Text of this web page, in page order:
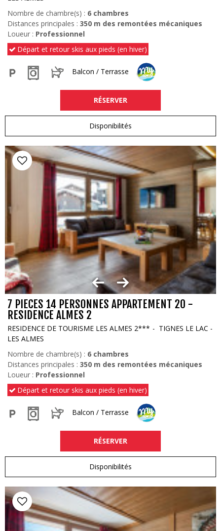
Nombre de chambre(s) : 6 chambres
Distances principales : 350 m des remontées mécaniques
Loueur : Professionnel
Départ et retour skis aux pieds (en hiver)
Balcon / Terrasse
RÉSERVER
Disponibilités
7 PIECES 14 PERSONNES APPARTEMENT 20 -
RESIDENCE ALMES 2
RESIDENCE DE TOURISME LES ALMES 2***
TIGNES LE LAC -
LES ALMES
Nombre de chambre(s) : 6 chambres
Distances principales : 350 m des remontées mécaniques
Loueur : Professionnel
Départ et retour skis aux pieds (en hiver)
Balcon / Terrasse
RÉSERVER
Disponibilités